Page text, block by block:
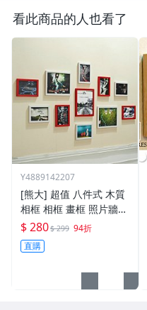
看此商品的人也看了
Y4889142207
[熊大] 超值 八件式 木質
相框 相框 畫框 照片牆
臥室 書房 客廳 家居飾品
裝飾 掛畫 【HH03】
$ 280$ 299 94折
直購